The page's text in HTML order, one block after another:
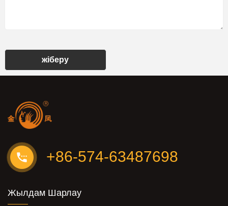
жіберу
+86-574-63487698
Жылдам Шарлау